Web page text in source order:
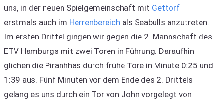
uns, in der neuen Spielgemeinschaft mit Gettorf
erstmals auch im Herrenbereich als Seabulls anzutreten.
Im ersten Drittel gingen wir gegen die 2. Mannschaft des
ETV Hamburgs mit zwei Toren in Führung. Daraufhin
glichen die Piranhhas durch frühe Tore in Minute 0:25 und
1:39 aus. Fünf Minuten vor dem Ende des 2. Drittels
gelang es uns durch ein Tor von John vorgelegt von